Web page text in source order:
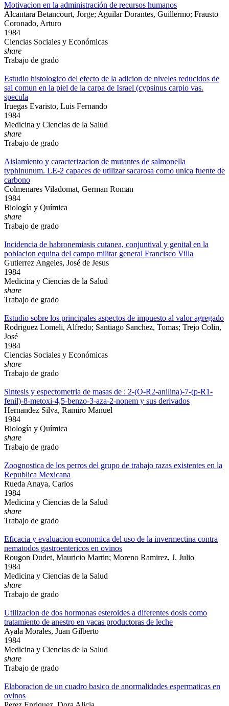
Motivacion en la administración de recursos humanos
Alcantara Betancourt, Jorge; Aguilar Dorantes, Guillermo; Frausto
Coronado, Arturo
1984
Ciencias Sociales y Económicas
share
Trabajo de grado
Estudio histologico del efecto de la adicion de niveles reducidos de
sal comun en la piel de la carpa de Israel (cypsinus carpio vas.
specula
Iruegas Evaristo, Luis Fernando
1984
Medicina y Ciencias de la Salud
share
Trabajo de grado
Aislamiento y caracterizacion de mutantes de salmonella
typhinunum. LE-2 capaces de utilizar sacarosa como unica fuente de
carbono
Colmenares Viladomat, German Roman
1984
Biología y Química
share
Trabajo de grado
Incidencia de habronemiasis cutanea, conjuntival y genital en la
poblacion equina del campo militar general Francisco Villa
Gutierrez Angeles, José de Jesus
1984
Medicina y Ciencias de la Salud
share
Trabajo de grado
Estudio sobre los principales aspectos de impuesto al valor agregado
Rodriguez Lomeli, Alfredo; Santiago Sanchez, Tomas; Trejo Colin,
José
1984
Ciencias Sociales y Económicas
share
Trabajo de grado
Sintesis y espectometria de masas de : 2-(O-R2-anilina)-7-(p-R1-
fenil)-8-metoxi-4,5-benzo-3-aza-2-nonem y sus derivados
Hernandez Silva, Ramiro Manuel
1984
Biología y Química
share
Trabajo de grado
Zoognostica de los perros del grupo de trabajo razas existentes en la
Republica Mexicana
Rueda Anaya, Carlos
1984
Medicina y Ciencias de la Salud
share
Trabajo de grado
Eficacia y evaluacion economica del uso de la invermectina contra
nematodos gastroentericos en ovinos
Rougon Dudet, Mauricio Martin; Moreno Ramirez, J. Julio
1984
Medicina y Ciencias de la Salud
share
Trabajo de grado
Utilizacion de dos hormonas esteroides a diferentes dosis como
tratamiento de anestro en vacas productoras de leche
Ayala Morales, Juan Gilberto
1984
Medicina y Ciencias de la Salud
share
Trabajo de grado
Elaboracion de un cuadro basico de anormalidades espermaticas en
ovinos